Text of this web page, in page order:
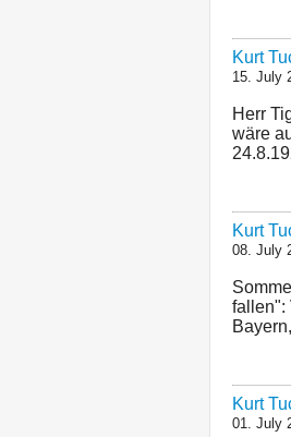
Kurt
15. July
Herr
wäre
Kurt
08. July
fallen":
Kurt
01. July